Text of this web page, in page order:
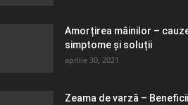
Amorțirea mâinilor –
simptome și soluții
aprilie 30, 2021
Zeama de varză – Beneficii